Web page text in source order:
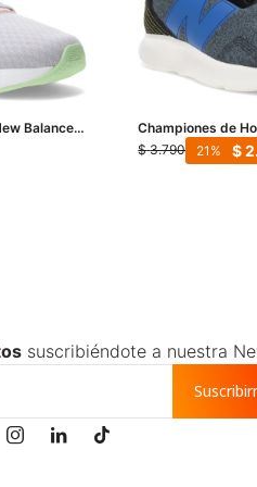
Balance
Gris - Blanco
Championes de
430 V3 - Gris -
$ 3.790 $
21
suscribiéndote a nuestra
  